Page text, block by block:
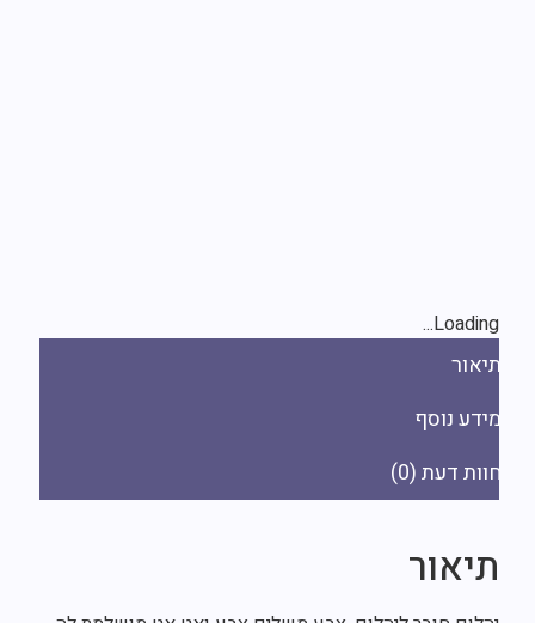
נוסף
דעת (0)